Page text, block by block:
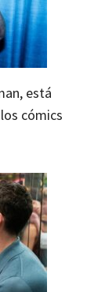
está
cómics